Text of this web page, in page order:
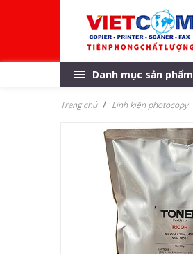
Danh mục sản phẩm
Trang chủ Linh kiện photocopy